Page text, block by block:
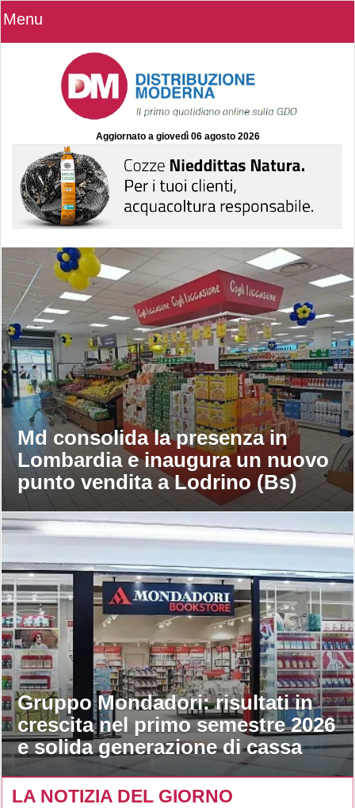
Menu
Aggiornato a giovedì 06 agosto 2026
Md consolida la presenza in
Lombardia e inaugura un nuovo
punto vendita a Lodrino (Bs)
Gruppo Mondadori: risultati in
crescita nel primo semestre 2026
e solida generazione di cassa
LA NOTIZIA DEL GIORNO